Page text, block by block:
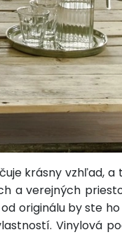
krásny vzhľad, a
a verejných
originálu by ste
Vinylová